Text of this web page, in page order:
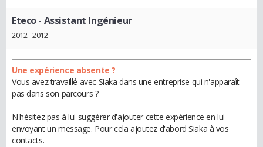
Eteco- Assistant Ingénieur
2012 - 2012
Une expérience absente ?
Vous avez travaillé avec Siaka dans une entreprise qui n'apparaît
pas dans son parcours ?
N'hésitez pas à lui suggérer d'ajouter cette expérience en lui
envoyant un message. Pour cela ajoutez d'abord Siaka à vos
contacts.